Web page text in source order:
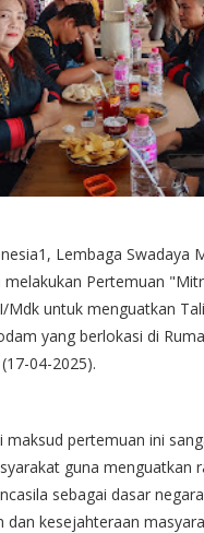
Lembaga Swadaya
melakukan Pertemuan
Mdk untuk menguatkan
yang berlokasi di
04-2025).
maksud pertemuan ini
guna menguatkan
sebagai dasar
dan kesejahteraan